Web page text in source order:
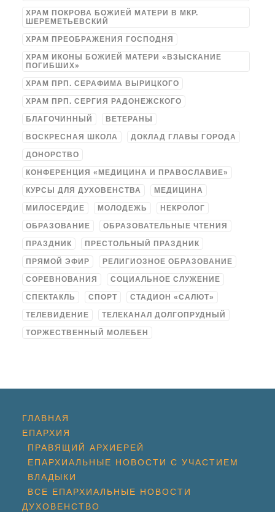
ХРАМ ПОКРОВА БОЖИЕЙ МАТЕРИ В МКР.
ШЕРЕМЕТЬЕВСКИЙ
ХРАМ ПРЕОБРАЖЕНИЯ ГОСПОДНЯ
ХРАМ ИКОНЫ БОЖИЕЙ МАТЕРИ «ВЗЫСКАНИЕ
ПОГИБШИХ»
ХРАМ ПРП. СЕРАФИМА ВЫРИЦКОГО
ХРАМ ПРП. СЕРГИЯ РАДОНЕЖСКОГО
БЛАГОЧИННЫЙ ВЕТЕРАНЫ
ВОСКРЕСНАЯ ШКОЛА ДОКЛАД ГЛАВЫ ГОРОДА
ДОНОРСТВО
КОНФЕРЕНЦИЯ «МЕДИЦИНА И ПРАВОСЛАВИЕ»
КУРСЫ ДЛЯ ДУХОВЕНСТВА МЕДИЦИНА
МИЛОСЕРДИЕ МОЛОДЕЖЬ НЕКРОЛОГ
ОБРАЗОВАНИЕ ОБРАЗОВАТЕЛЬНЫЕ ЧТЕНИЯ
ПРАЗДНИК ПРЕСТОЛЬНЫЙ ПРАЗДНИК
ПРЯМОЙ ЭФИР РЕЛИГИОЗНОЕ ОБРАЗОВАНИЕ
СОРЕВНОВАНИЯ СОЦИАЛЬНОЕ СЛУЖЕНИЕ
СПЕКТАКЛЬ СПОРТ СТАДИОН «САЛЮТ»
ТЕЛЕВИДЕНИЕ ТЕЛЕКАНАЛ ДОЛГОПРУДНЫЙ
ТОРЖЕСТВЕННЫЙ МОЛЕБЕН
ГЛАВНАЯ
ЕПАРХИЯ
ПРАВЯЩИЙ АРХИЕРЕЙ
ЕПАРХИАЛЬНЫЕ НОВОСТИ С УЧАСТИЕМ
ВЛАДЫКИ
ВСЕ ЕПАРХИАЛЬНЫЕ НОВОСТИ
ДУХОВЕНСТВО